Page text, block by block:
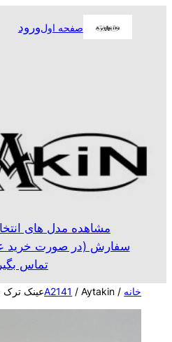
صفحه اولورود
مشاهده مدل های
سفارش (در صورت خرید
تماس
خانه /
A2141 / Aytakinعینک ترک برند آیتکین مدلA2141c5